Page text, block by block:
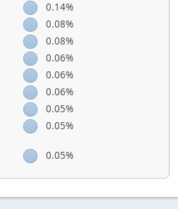
0.14%
0.08%
0.08%
0.06%
0.06%
0.06%
0.05%
0.05%
0.05%